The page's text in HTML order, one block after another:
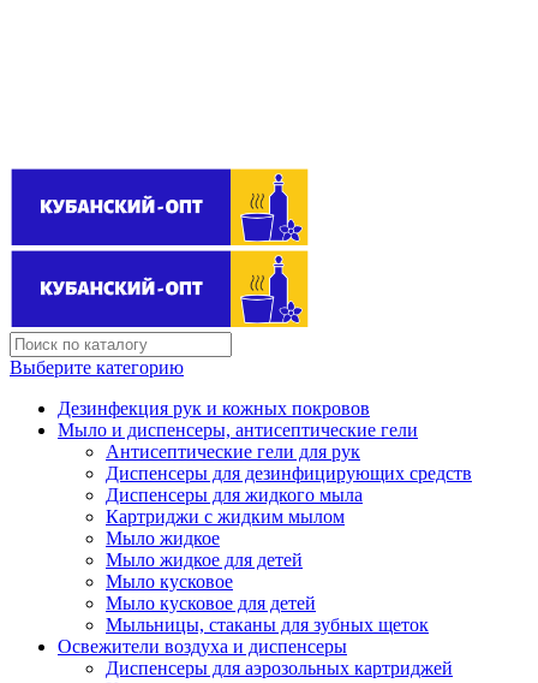
Выберите категорию
Дезинфекция рук и кожных покровов
Мыло и диспенсеры, антисептические гели
Антисептические гели для рук
Диспенсеры для дезинфицирующих средств
Диспенсеры для жидкого мыла
Картриджи с жидким мылом
Мыло жидкое
Мыло жидкое для детей
Мыло кусковое
Мыло кусковое для детей
Мыльницы, стаканы для зубных щеток
Освежители воздуха и диспенсеры
Диспенсеры для аэрозольных картриджей